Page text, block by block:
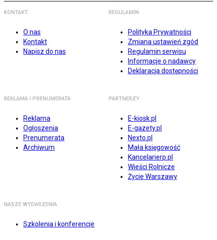
KONTAKT
O nas
Kontakt
Napisz do nas
REGULAMIN
Polityka Prywatności
Zmiana ustawień zgód
Regulamin serwisu
Informacje o nadawcy
Deklaracja dostępności
REKLAMA I PRENUMERATA
Reklama
Ogłoszenia
Prenumerata
Archiwum
PARTNERZY
E-kiosk.pl
E-gazety.pl
Nexto.pl
Mała księgowość
Kancelarierp.pl
Wieści Rolnicze
Życie Warszawy
NASZE WYDARZENIA
Szkolenia i konferencje